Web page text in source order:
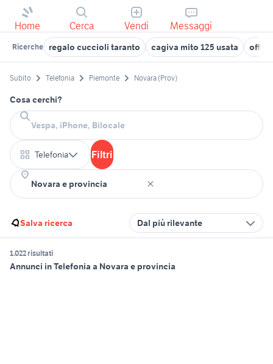
Home Cerca Vendi Messaggi
Ricerche regalo cuccioli taranto cagiva mito 125 usata
Subito Telefonia Piemonte Novara (Prov)
Cosa cerchi?
Telefonia Filtri
Salva ricerca Dal più rilevante
1.022 risultati
Annunci in Telefonia a Novara e provincia